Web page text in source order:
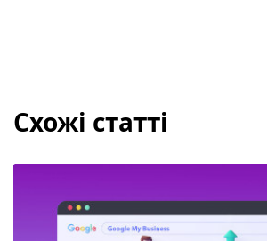
Схожі статті